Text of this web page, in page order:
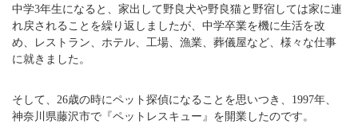
中学3年生になると、家出して野良犬や野良猫と野宿しては家に連
れ戻されることを繰り返しましたが、中学卒業を機に生活を改
め、レストラン、ホテル、工場、漁業、葬儀屋など、様々な仕事
に就きました。
そして、26歳の時にペット探偵になることを思いつき、1997年、
神奈川県藤沢市で『ペットレスキュー』を開業したのです。